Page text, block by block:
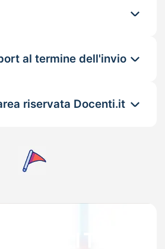
al termine dell'invio
riservata Docenti.it